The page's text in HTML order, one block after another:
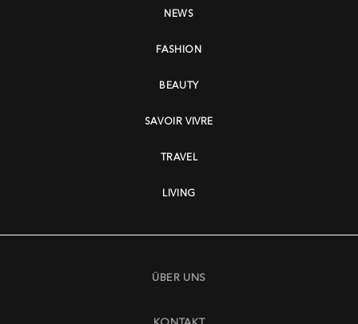
NEWS
FASHION
BEAUTY
SAVOIR VIVRE
TRAVEL
LIVING
ÜBER UNS